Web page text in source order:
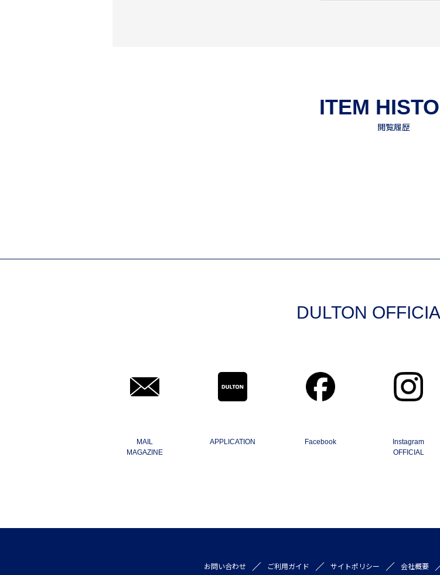
DULTON
MAIL
MAGAZINE
APPLICATION Facebook
Instagram
OFFICIAL
お問い合わせ ご利用ガイド サイトポリシー 会社概要